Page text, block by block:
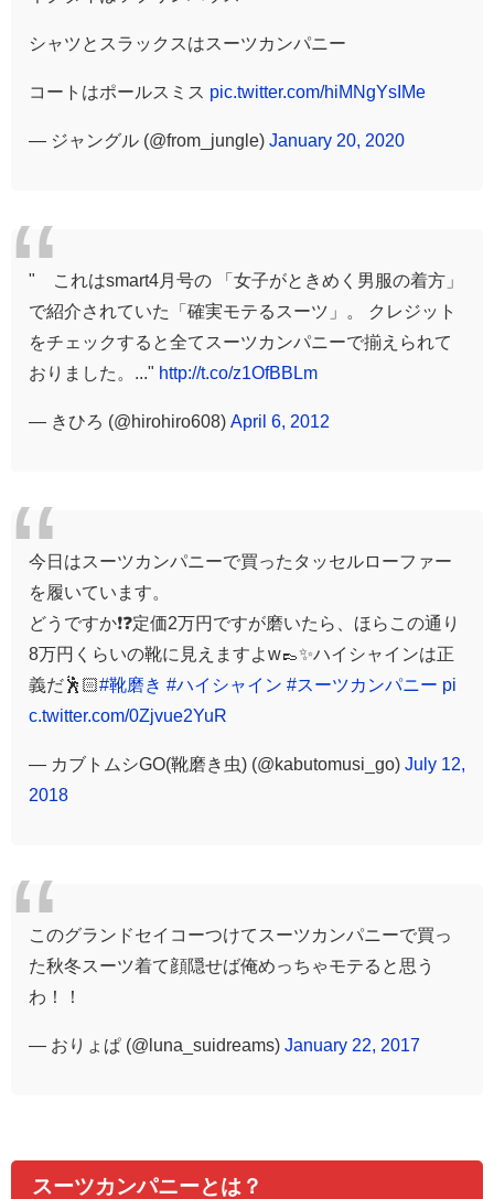
シャツとスラックスはスーツカンパニー
コートはポールスミス pic.twitter.com/hiMNgYsIMe
— ジャングル (@from_jungle) January 20, 2020
" これはsmart4月号の 「女子がときめく男服の着方」
で紹介されていた「確実モテるスーツ」。 クレジット
をチェックすると全てスーツカンパニーで揃えられて
おりました。..." http://t.co/z1OfBBLm
— きひろ (@hirohiro608) April 6, 2012
今日はスーツカンパニーで買ったタッセルローファー
を履いています。
どうですか❗️❓定価2万円ですが磨いたら、ほらこの通り
8万円くらいの靴に見えますよw👞✨ハイシャインは正
義だ🕺🏻#靴磨き #ハイシャイン #スーツカンパニー pi
c.twitter.com/0Zjvue2YuR
— カブトムシGO(靴磨き虫) (@kabutomusi_go) July 12,
2018
このグランドセイコーつけてスーツカンパニーで買っ
た秋冬スーツ着て顔隠せば俺めっちゃモテると思う
わ！！
— おりょぱ (@luna_suidreams) January 22, 2017
スーツカンパニーとは？